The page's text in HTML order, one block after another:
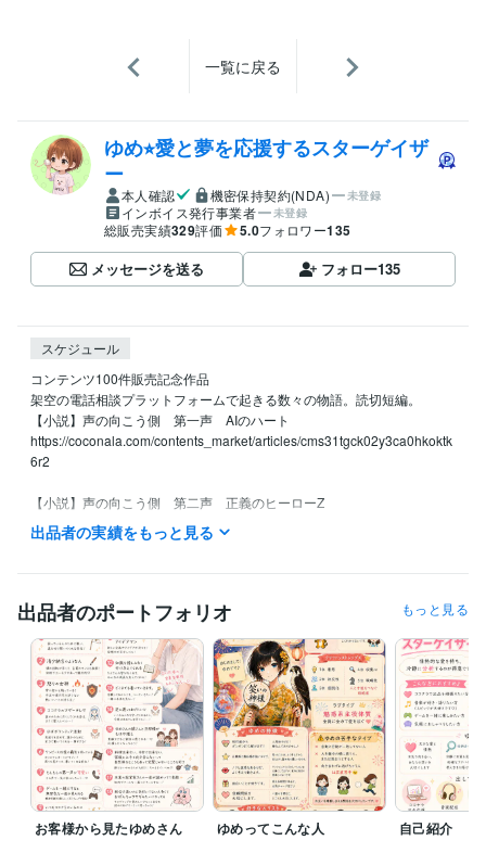
一覧に戻る
ゆめ⭐︎愛と夢を応援するスターゲイザ
ー
本人確認 機密保持契約(NDA) 未登録
インボイス発行事業者 未登録
総販売実績329評価 5.0フォロワー135
メッセージを送る フォロー135
スケジュール
コンテンツ100件販売記念作品
架空の電話相談プラットフォームで起きる数々の物語。読切短編。
【小説】声の向こう側　第一声　AIのハート
https://coconala.com/contents_market/articles/cms31tgck02y3ca0hkoktk
6r2
【小説】声の向こう側　第二声　正義のヒーローZ
https://coconala.com/contents_market/articles/cmsdflkc902nmad0hqb4u
k9fr?ref=csm_profile
（ビデオチャット対応が難しいです。場合によっては繋げられるかもし
れません。）
DMにて気軽にお問い合わせください。
夜は21時以降は寝てる場合があります。
電話相談は待機中は即購入OKです、またビデオチャットもすぐ対応可能
です♪
満枠対応中と表記されていても、スケジュールが⭕️の時間帯は空きがご
ざいます。お手数おかけしますが、DMまでお願いいたします。
経験職種
不動産 / 不動産・マンション・ビル管理 経験年数 : 7年
出品者の実績をもっと見る
出品者のポートフォリオ もっと見る
お客様から見たゆめさん ゆめってこんな人 自己紹介